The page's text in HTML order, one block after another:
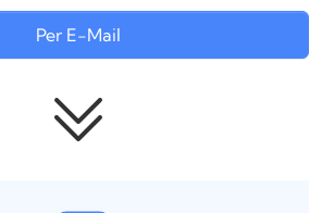
Per E-Mail